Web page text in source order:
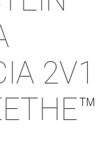
2V1